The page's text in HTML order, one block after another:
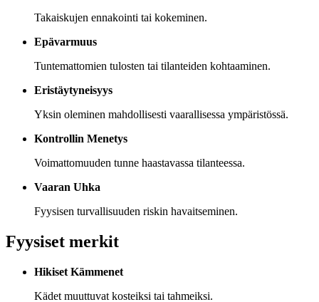
Takaiskujen ennakointi tai kokeminen.
Epävarmuus
Tuntemattomien tulosten tai tilanteiden kohtaaminen.
Eristäytyneisyys
Yksin oleminen mahdollisesti vaarallisessa ympäristössä.
Kontrollin Menetys
Voimattomuuden tunne haastavassa tilanteessa.
Vaaran Uhka
Fyysisen turvallisuuden riskin havaitseminen.
Fyysiset merkit
Hikiset Kämmenet
Kädet muuttuvat kosteiksi tai tahmeiksi.